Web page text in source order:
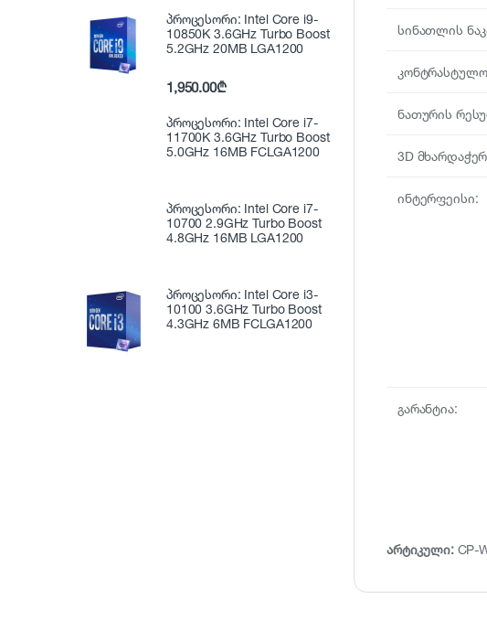
სინათლის
ნათურის
3D
ინტერფეისი:
გარანტია:
არტიკული: CP-
პროცესორი: Intel Core i9-
10850K 3.6GHz Turbo Boost
5.2GHz 20MB LGA1200
1,950.00₾
პროცესორი: Intel Core i7-
11700K 3.6GHz Turbo Boost
5.0GHz 16MB FCLGA1200
პროცესორი: Intel Core i7-
10700 2.9GHz Turbo Boost
4.8GHz 16MB LGA1200
პროცესორი: Intel Core i3-
10100 3.6GHz Turbo Boost
4.3GHz 6MB FCLGA1200